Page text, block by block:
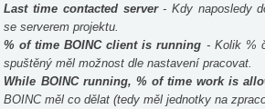
Last time contacted server- Kdy naposledy
se serverem projektu.
% of time BOINC client is running - Kolik %
spuštěný měl možnost dle nastavení pracovat.
While BOINC running, % of time work is
BOINC měl co dělat (tedy měl jednotky na